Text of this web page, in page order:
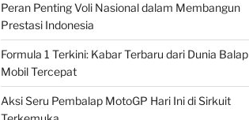
Peran Penting Voli Nasional dalam Membangun
Prestasi Indonesia
Formula 1 Terkini: Kabar Terbaru dari Dunia Balap
Mobil Tercepat
Aksi Seru Pembalap MotoGP Hari Ini di Sirkuit